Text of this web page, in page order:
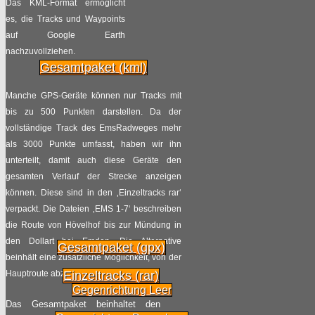
Politisches Hick-Hack um den RS1 in
Essen
vonRadpilot |Views
2017
Radpilot
Bahn versteigert vergessene
Fahrräder
von Radpilot | Views
6902
04.12 2016
Es weihnachtet viel im Fahrradventil
Das KML-Format ermöglicht
es, die Tracks und Waypoints
auf Google Earth
nachzuvollziehen.
Gesamtpaket (kml)
Manche GPS-Geräte können nur Tracks mit
bis zu 500 Punkten darstellen. Da der
vollständige Track des EmsRadweges mehr
als 3000 Punkte umfasst, haben wir ihn
unterteilt, damit auch diese Geräte den
gesamten Verlauf der Strecke anzeigen
können. Diese sind in den ‚Einzeltracks rar‘
verpackt. Die Dateien ‚EMS 1-7‘ beschreiben
die Route von Hövelhof bis zur Mündung in
den Dollart bei Emden. Die Alternative
beinhält eine zusätzliche Möglichkeit, von der
Hauptroute abzuzweigen.
Gegenrichtung Leer
Gesamtpaket (gpx)
Einzeltracks (rar)
Das Gesamtpaket beinhaltet den